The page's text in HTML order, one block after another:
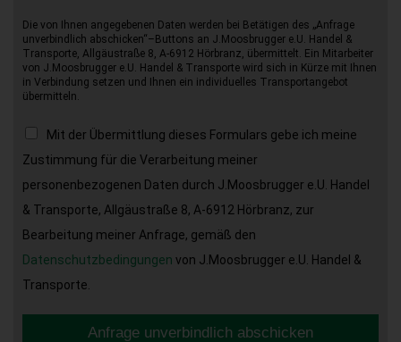
Die von Ihnen angegebenen Daten werden bei Betätigen des „Anfrage
unverbindlich abschicken“–Buttons an J.Moosbrugger e.U. Handel &
Transporte, Allgäustraße 8, A-6912 Hörbranz, übermittelt. Ein Mitarbeiter
von J.Moosbrugger e.U. Handel & Transporte wird sich in Kürze mit Ihnen
in Verbindung setzen und Ihnen ein individuelles Transportangebot
übermitteln.
Mit der Übermittlung dieses Formulars gebe ich meine
Zustimmung für die Verarbeitung meiner
personenbezogenen Daten durch J.Moosbrugger e.U. Handel
& Transporte, Allgäustraße 8, A-6912 Hörbranz, zur
Bearbeitung meiner Anfrage, gemäß den
Datenschutzbedingungen von J.Moosbrugger e.U. Handel &
Transporte.
Anfrage unverbindlich abschicken